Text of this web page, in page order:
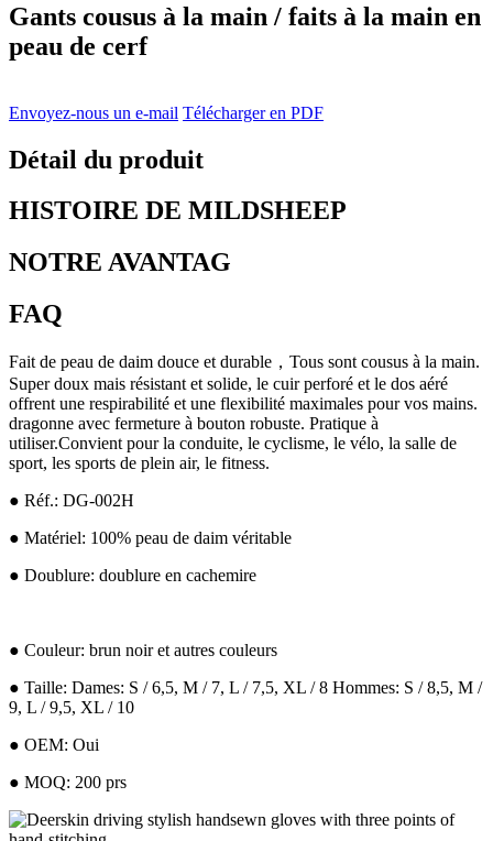
Gants cousus à la main / faits à la main en
peau de cerf
Envoyez-nous un e-mail Télécharger en PDF
Détail du produit
HISTOIRE DE MILDSHEEP
NOTRE AVANTAG
FAQ
Fait de peau de daim douce et durable ， Tous sont cousus à la main.
Super doux mais résistant et solide, le cuir perforé et le dos aéré
offrent une respirabilité et une flexibilité maximales pour vos mains.
dragonne avec fermeture à bouton robuste. Pratique à
utiliser.Convient pour la conduite, le cyclisme, le vélo, la salle de
sport, les sports de plein air, le fitness.
● Réf.: DG-002H
● Matériel: 100% peau de daim véritable
● Doublure: doublure en cachemire
● Couleur: brun noir et autres couleurs
● Taille: Dames: S / 6,5, M / 7, L / 7,5, XL / 8 Hommes: S / 8,5, M /
9, L / 9,5, XL / 10
● OEM: Oui
● MOQ: 200 prs